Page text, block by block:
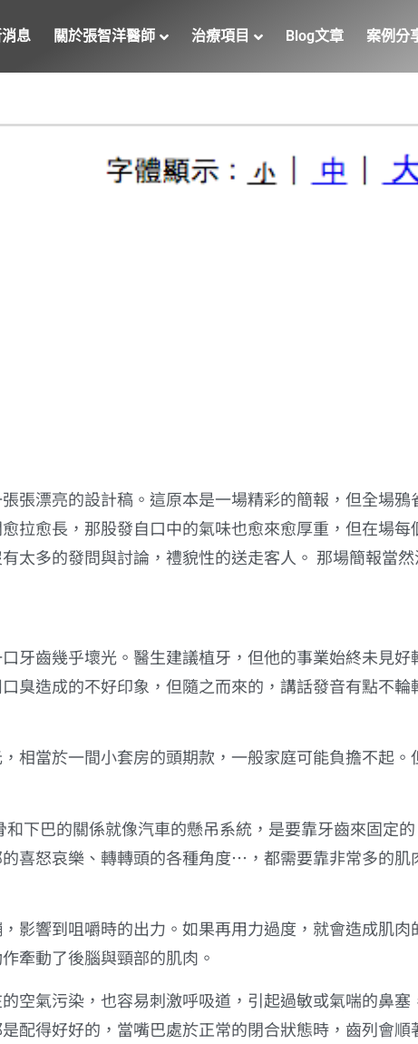
息 關於張智洋醫師 治療項目 Blog文章 案例分
張漂亮的設計稿。這原本是一場精彩的簡報，但全場鴉
拉愈長，那股發自口中的氣味也愈來愈厚重，但在場每
太多的發問與討論，禮貌性的送走客人。 那場簡報當
牙齒幾乎壞光。醫生建議植牙，但他的事業始終未見好
臭造成的不好印象，但隨之而來的，講話發音有點不輪
相當於一間小套房的頭期款，一般家庭可能負擔不起
和下巴的關係就像汽車的懸吊系統，是要靠牙齒來固定
喜怒哀樂、轉轉頭的各種角度…，都需要靠非常多的肌
影響到咀嚼時的出力。如果再用力過度，就會造成肌
牽動了後腦與頸部的肌肉。
空氣污染，也容易刺激呼吸道，引起過敏或氣喘的鼻塞
配得好好的，當嘴巴處於正常的閉合狀態時，齒列會順